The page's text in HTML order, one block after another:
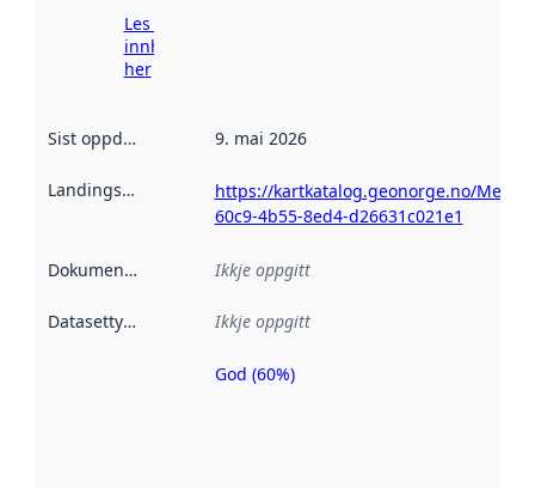
Les meir om
innhenting
her
Sist oppdatert 9. mai 2026
Landingsside
https://kartkatalog.geonorge.no/
60c9-4b55-8ed4-d26631c021e1
Dokumentasjon Ikkje oppgitt
Datasettype Ikkje oppgitt
Metadatakvalitet
God (60%)